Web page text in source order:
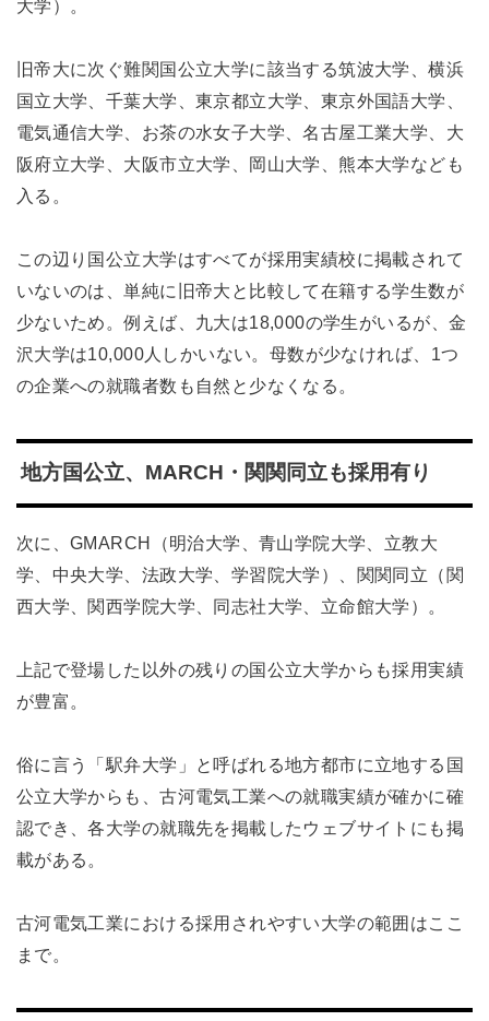
大学）。
旧帝大に次ぐ難関国公立大学に該当する筑波大学、横浜
国立大学、千葉大学、東京都立大学、東京外国語大学、
電気通信大学、お茶の水女子大学、名古屋工業大学、大
阪府立大学、大阪市立大学、岡山大学、熊本大学なども
入る。
この辺り国公立大学はすべてが採用実績校に掲載されて
いないのは、単純に旧帝大と比較して在籍する学生数が
少ないため。例えば、九大は18,000の学生がいるが、金
沢大学は10,000人しかいない。母数が少なければ、1つ
の企業への就職者数も自然と少なくなる。
地方国公立、MARCH・関関同立も採用有り
次に、GMARCH（明治大学、青山学院大学、立教大
学、中央大学、法政大学、学習院大学）、関関同立（関
西大学、関西学院大学、同志社大学、立命館大学）。
上記で登場した以外の残りの国公立大学からも採用実績
が豊富。
俗に言う「駅弁大学」と呼ばれる地方都市に立地する国
公立大学からも、古河電気工業への就職実績が確かに確
認でき、各大学の就職先を掲載したウェブサイトにも掲
載がある。
古河電気工業における採用されやすい大学の範囲はここ
まで。